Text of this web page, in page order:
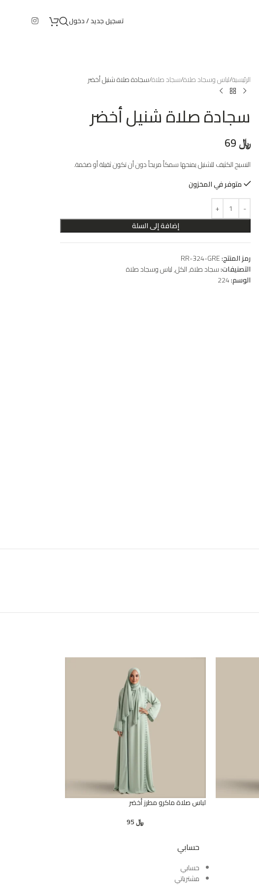
تسجيل جديد / دخول
الرئيسيةلباس وسجاد صلاةسجاد صلاةسجادة صلاة شنيل أخضر
سجادة صلاة شنيل أخضر
﷼
النسيج الكثيف للشنيل يمنحها سمكاً مريحاً دون أن تكون ثقيلة أو ضخمة.
متوفر في المخزون
إضافة إلى السلة
رمز المنتج:RR-324-GRE
التصنيفات:سجاد صلاة,الكل,لباس وسجاد صلاة
الوسم:224
لباس صلاة ماكرو مطرز أخضر
﷼95
حسابي
حسابي
مشترياتي